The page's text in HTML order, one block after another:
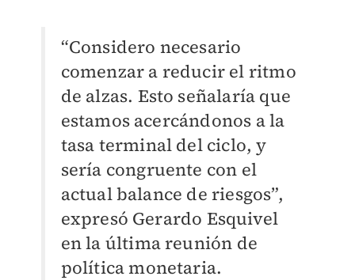
“Considero necesario
comenzar a reducir el ritmo
de alzas. Esto señalaría que
estamos acercándonos a la
tasa terminal del ciclo, y
sería congruente con el
actual balance de riesgos”,
expresó Gerardo Esquivel
en la última reunión de
política monetaria.